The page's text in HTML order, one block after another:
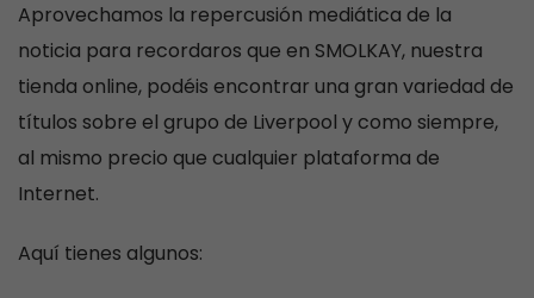
Aprovechamos la repercusión mediática de la
noticia para recordaros que en SMOLKAY, nuestra
tienda online, podéis encontrar una gran variedad de
títulos sobre el grupo de Liverpool y como siempre,
al mismo precio que cualquier plataforma de
Internet.
Aquí tienes algunos: